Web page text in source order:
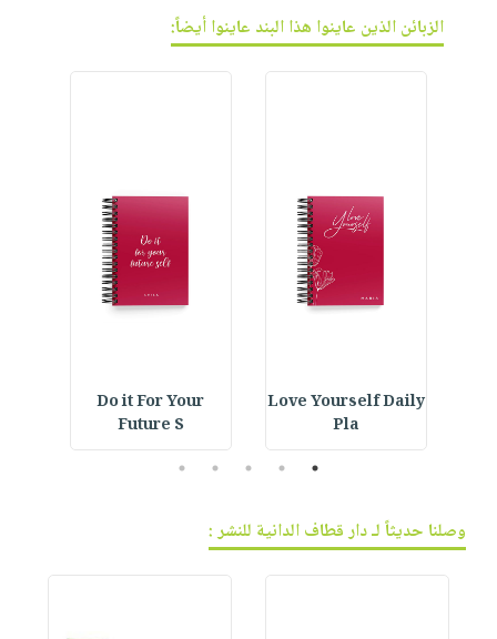
الزبائن الذين عاينوا هذا البند عاينوا أيضاً:
Love Yourself Daily
Pla
Do it For Your
Future S
1
2
3
4
5
وصلنا حديثاً لـ دار قطاف الدانية للنشر :